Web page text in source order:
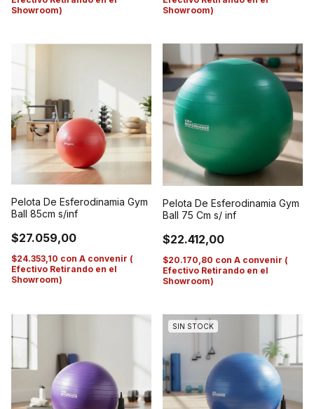
Showroom)
Showroom)
Pelota De Esferodinamia Gym
Ball 85cm s/inf
$27.059,00
$24.353,10 con A convenir (
Efectivo Retirando en el
Showroom)
Pelota De Esferodinamia Gym
Ball 75 Cm s/ inf
$22.412,00
$20.170,80 con A convenir (
Efectivo Retirando en el
Showroom)
SIN STOCK